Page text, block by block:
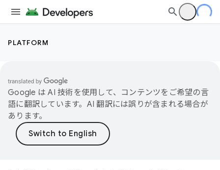
PLATFORM
Google は AI 技術を使用して、コンテンツをご希望の言
語に翻訳しています。AI 翻訳には誤りが含まれる場合が
あります。